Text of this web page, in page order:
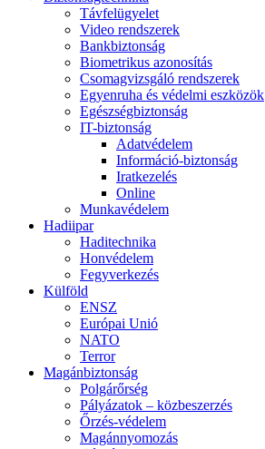
Távfelügyelet
Video rendszerek
Bankbiztonság
Biometrikus azonosítás
Csomagvizsgáló rendszerek
Egyenruha és védelmi eszközök
Egészségbiztonság
IT-biztonság
Adatvédelem
Információ-biztonság
Iratkezelés
Online
Munkavédelem
Hadiipar
Haditechnika
Honvédelem
Fegyverkezés
Külföld
ENSZ
Európai Unió
NATO
Terror
Magánbiztonság
Polgárőrség
Pályázatok – közbeszerzés
Őrzés-védelem
Magánnyomozás